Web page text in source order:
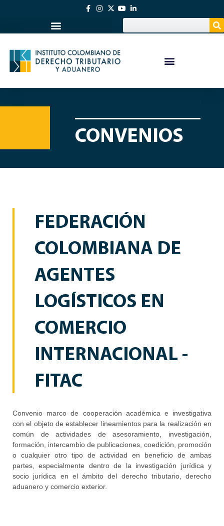
CONVENIOS
FEDERACIÓN
COLOMBIANA DE
AGENTES
LOGÍSTICOS EN
COMERCIO
INTERNACIONAL -
FITAC
Convenio marco de cooperación académica e investigativa
con el objeto de establecer lineamientos para la realización en
común de actividades de asesoramiento, investigación,
formación, intercambio de publicaciones, coedición, promoción
o cualquier otro tipo de actividad en beneficio de ambas
partes, especialmente dentro de la investigación jurídica y
socio jurídica en el ámbito del derecho tributario, derecho
aduanero y comercio exterior.